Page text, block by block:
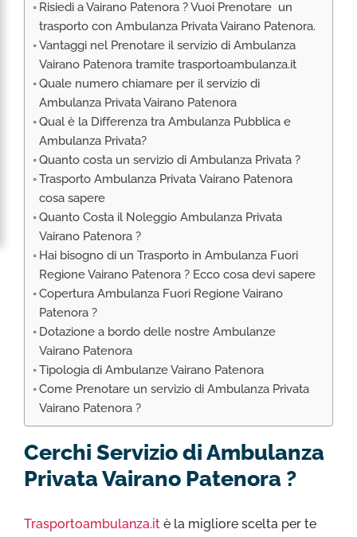
RIMPATRIO SANITARIO ITALIA
AMBULANZA SET CINEMATOGRAFICI
VOLO SANITARIO
TRASPORTO SANITARIO: VOLI DI LINEA,
ELIAMBULANZA ED AMBULANZA
TRASPORTO ECMO O CIRCOLAZIONE
EXTRACORPOREA
TRASPORTO PER NEONATI E PEDIATRICO
Risiedi a Vairano Patenora ? Vuoi Prenotare un
trasporto con Ambulanza Privata Vairano Patenora.
Vantaggi nel Prenotare il servizio di Ambulanza
Vairano Patenora tramite trasportoambulanza.it
Quale numero chiamare per il servizio di
Ambulanza Privata Vairano Patenora
Qual è la Differenza tra Ambulanza Pubblica e
Ambulanza Privata?
Quanto costa un servizio di Ambulanza Privata ?
Trasporto Ambulanza Privata Vairano Patenora
cosa sapere
Quanto Costa il Noleggio Ambulanza Privata
Vairano Patenora ?
Hai bisogno di un Trasporto in Ambulanza Fuori
Regione Vairano Patenora ? Ecco cosa devi sapere
Copertura Ambulanza Fuori Regione Vairano
Patenora ?
Dotazione a bordo delle nostre Ambulanze
Vairano Patenora
Tipologia di Ambulanze Vairano Patenora
Come Prenotare un servizio di Ambulanza Privata
Vairano Patenora ?
Cerchi Servizio di Ambulanza
Privata Vairano Patenora ?
Trasportoambulanza.it è la migliore scelta per te